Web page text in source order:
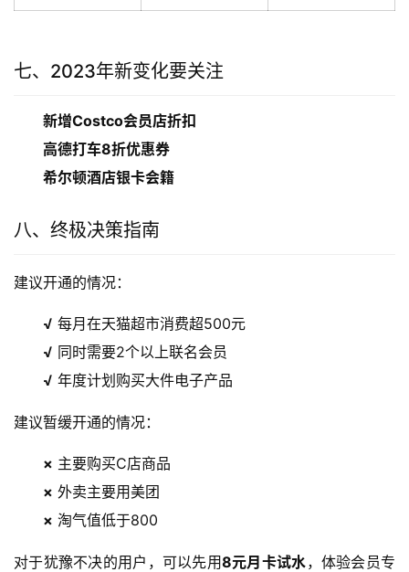
七、2023年新变化要关注
新增Costco会员店折扣
高德打车8折优惠券
希尔顿酒店银卡会籍
八、终极决策指南
建议开通的情况：
√ 每月在天猫超市消费超500元
√ 同时需要2个以上联名会员
√ 年度计划购买大件电子产品
建议暂缓开通的情况：
× 主要购买C店商品
× 外卖主要用美团
× 淘气值低于800
对于犹豫不决的用户，可以先用8元月卡试水，体验会员专